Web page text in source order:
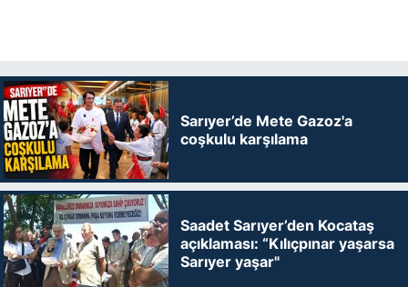
Sarıyer’de Mete Gazoz'a
coşkulu karşılama
Saadet Sarıyer’den Kocataş
açıklaması: “Kılıçpınar yaşarsa
Sarıyer yaşar"